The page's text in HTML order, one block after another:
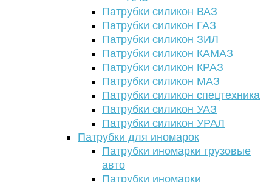
Патрубки силикон ВАЗ
Патрубки силикон ГАЗ
Патрубки силикон ЗИЛ
Патрубки силикон КАМАЗ
Патрубки силикон КРАЗ
Патрубки силикон МАЗ
Патрубки силикон спецтехника
Патрубки силикон УАЗ
Патрубки силикон УРАЛ
Патрубки для иномарок
Патрубки иномарки грузовые
авто
Патрубки иномарки